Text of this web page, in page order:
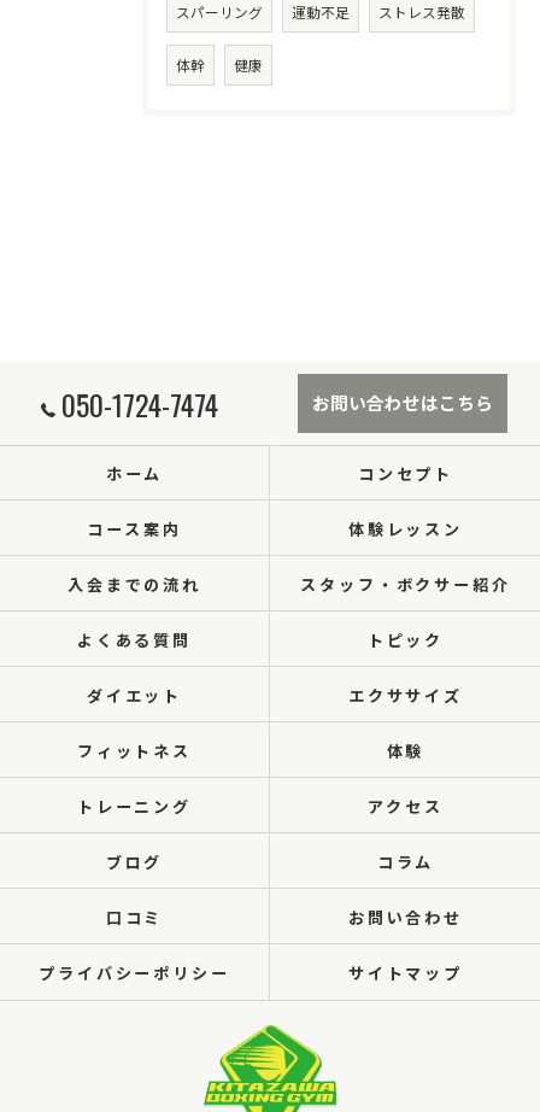
スパーリング 運動不足 ストレス発散
体幹 健康
050-1724-7474 お問い合わせはこちら
ホーム コンセプト
コース案内 体験レッスン
入会までの流れ スタッフ・ボクサー紹介
よくある質問 トピック
ダイエット エクササイズ
フィットネス 体験
トレーニング アクセス
ブログ コラム
口コミ お問い合わせ
プライバシーポリシー サイトマップ